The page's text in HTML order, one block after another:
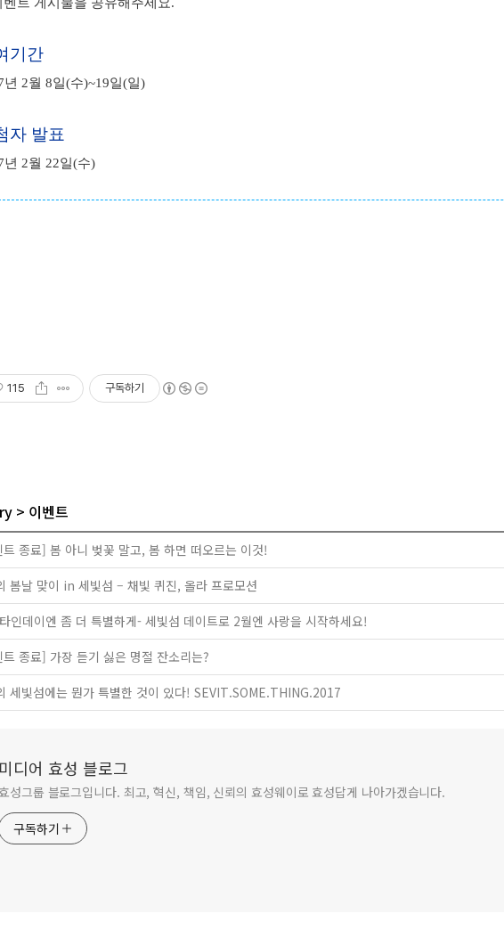
기간
년 2월 8일(수)~19일(일)
자 발표
년 2월 22일(수)
115 구독하기
이벤트
트 종료] 봄 아니 벚꽃 말고, 봄 하면 떠오르는 이것!
봄날 맞이 in 세빛섬 – 채빛 퀴진, 올라 프로모션
인데이엔 좀 더 특별하게- 세빛섬 데이트로 2월엔 사랑을 시작하세요!
트 종료] 가장 듣기 싫은 명절 잔소리는?
세빛섬에는 뭔가 특별한 것이 있다! SEVIT.SOME.THING.2017
미디어 효성 블로그
성그룹 블로그입니다. 최고, 혁신, 책임, 신뢰의 효성웨이로 효성답게 나아가겠습니다.
구독하기